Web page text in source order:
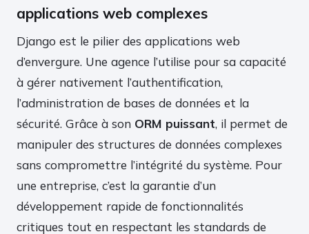
applications web complexes
Django est le pilier des applications web
d’envergure. Une agence l’utilise pour sa capacité
à gérer nativement l’authentification,
l’administration de bases de données et la
sécurité. Grâce à son ORM puissant, il permet de
manipuler des structures de données complexes
sans compromettre l’intégrité du système. Pour
une entreprise, c’est la garantie d’un
développement rapide de fonctionnalités
critiques tout en respectant les standards de